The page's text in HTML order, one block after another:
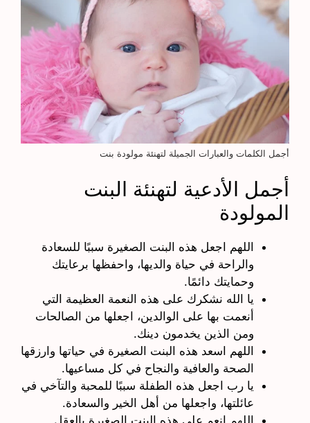
أجمل الكلمات والعبارات الجميلة لتهنئة مولودة بنت
أجمل الأدعية لتهنئة البنت
المولودة
اللهم اجعل هذه البنت الصغيرة سببًا للسعادة
والراحة في حياة والديها، واحفظها برعايتك
وحمايتك دائمًا.
يا الله نشكرك على هذه النعمة العظيمة التي
أنعمت بها على الوالدين، اجعلها من الصالحات
ومن الذين يخدمون دينك.
اللهم اسعد هذه البنت الصغيرة في حياتها وارزقها
الصحة والعافية والنجاح في كل مساعيها.
يا رب اجعل هذه الطفلة سببًا للمحبة والتآخي في
عائلتها، واجعلها من أهل الخير والسعادة.